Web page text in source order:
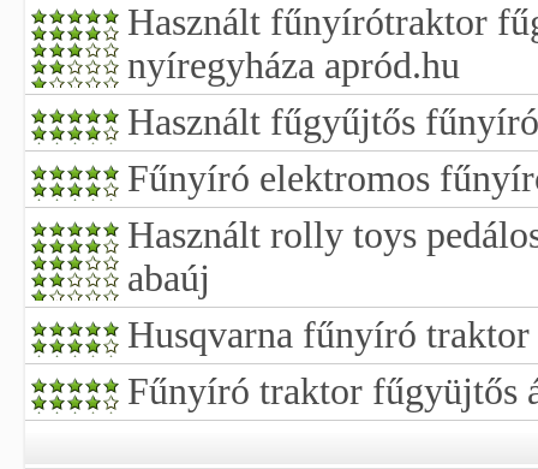
Használt fűnyírótraktor
nyíregyháza apród.hu
Használt fűgyűjtős
Fűnyíró elektromos
Használt rolly toys
abaúj
Husqvarna fűnyíró traktor
Fűnyíró traktor fűgyüjtős